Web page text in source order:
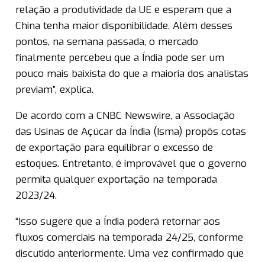
relação a produtividade da UE e esperam que a
China tenha maior disponibilidade. Além desses
pontos, na semana passada, o mercado
finalmente percebeu que a Índia pode ser um
pouco mais baixista do que a maioria dos analistas
previam”, explica.
De acordo com a CNBC Newswire, a Associação
das Usinas de Açúcar da Índia (Isma) propôs cotas
de exportação para equilibrar o excesso de
estoques. Entretanto, é improvável que o governo
permita qualquer exportação na temporada
2023/24.
“Isso sugere que a Índia poderá retornar aos
fluxos comerciais na temporada 24/25, conforme
discutido anteriormente. Uma vez confirmado que